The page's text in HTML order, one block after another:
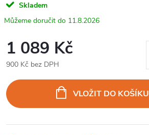
Skladem
11.8.2026
1 089 Kč
900 Kč bez DPH
cena:
VLOŽIT DO KOŠÍKU